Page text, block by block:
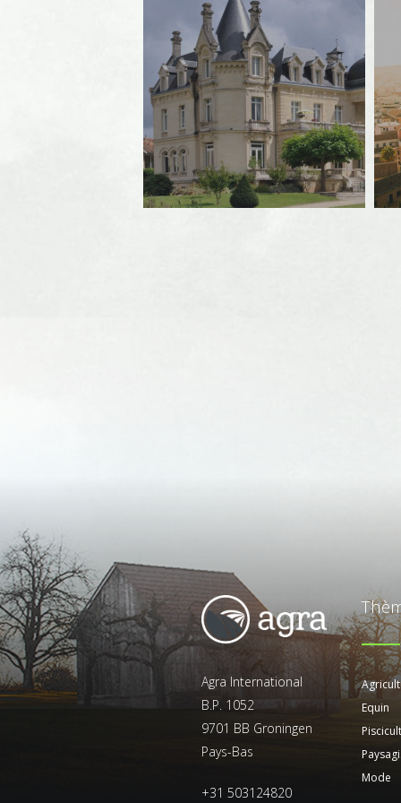
Mécanique
Mode
Agriculture
Agroéquipement
Agra International
B.P. 1052
9701 BB Groningen
Pays-Bas
+31 503124820
Equin
Mode